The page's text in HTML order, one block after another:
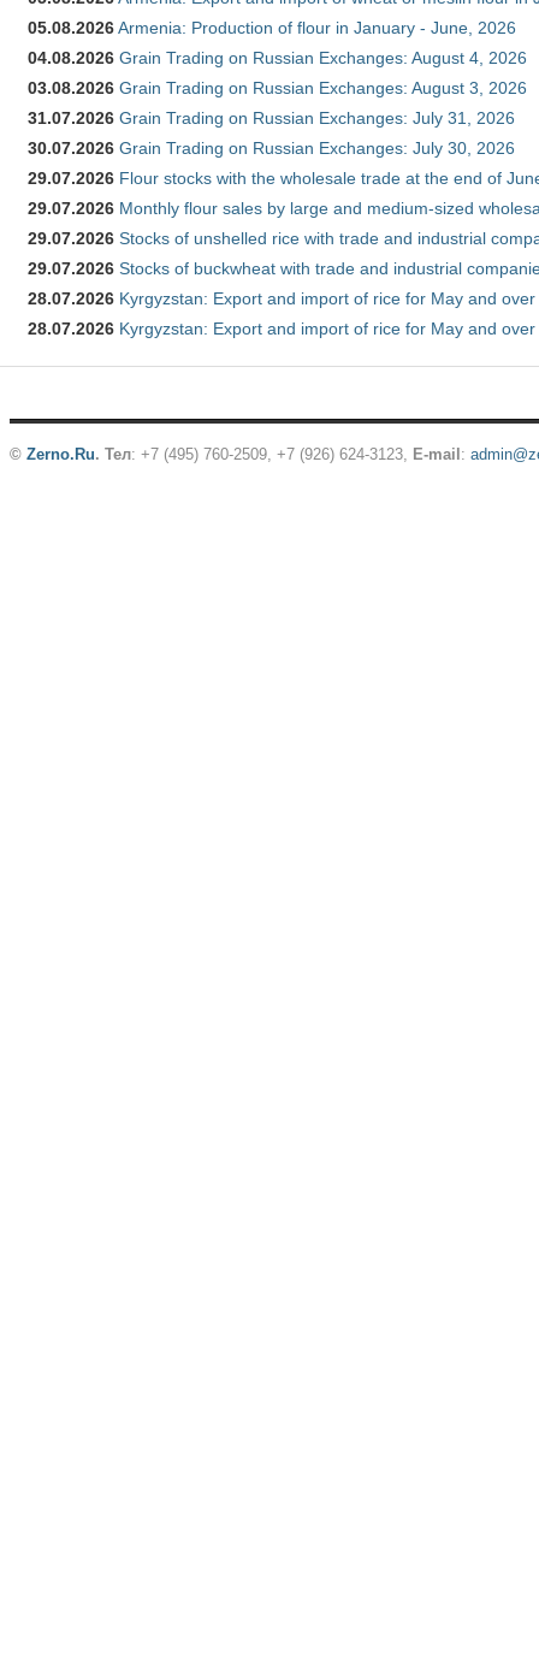
05.08.2026Armenia: Production of flour in January - June, 2026
04.08.2026 Grain Trading on Russian Exchanges: August 4, 2026
03.08.2026 Grain Trading on Russian Exchanges: August 3, 2026
31.07.2026 Grain Trading on Russian Exchanges: July 31, 2026
30.07.2026 Grain Trading on Russian Exchanges: July 30, 2026
29.07.2026 Flour stocks with the wholesale trade at the end of
29.07.2026 Monthly flour sales by large and medium-sized
29.07.2026 Stocks of unshelled rice with trade and industrial
29.07.2026 Stocks of buckwheat with trade and industrial
28.07.2026 Kyrgyzstan: Export and import of rice for May and
28.07.2026 Kyrgyzstan: Export and import of rice for May and
© Zerno.Ru. Тел: +7 (495) 760-2509, +7 (926) 624-3123, E-mail :